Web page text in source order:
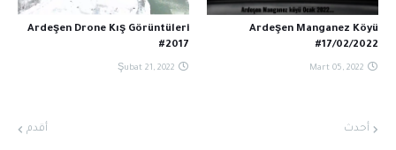
Ardeşen Manganez Köyü
#17/02/2022
Mart 05, 2022
Ardeşen Drone Kış Görüntüleri
#2017
Şubat 21, 2022
أحدث أقدم